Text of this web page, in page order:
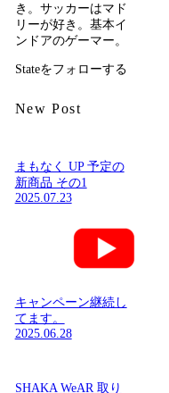
き。サッカーはマド
リーが好き。基本イ
ンドアのゲーマー。
Stateをフォローする
New Post
まもなく UP 予定の
新商品 その1
2025.07.23
キャンペーン継続し
てます。
2025.06.28
SHAKA WeAR 取り